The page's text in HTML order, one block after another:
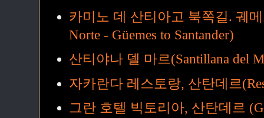
카미노 데 산티아고 북쪽길. 궤
Norte - Güemes to Santander)
산티야나 델 마르(Santillana del
자카란다 레스토랑, 산탄데르
그란 호텔 빅토리아, 산탄데르